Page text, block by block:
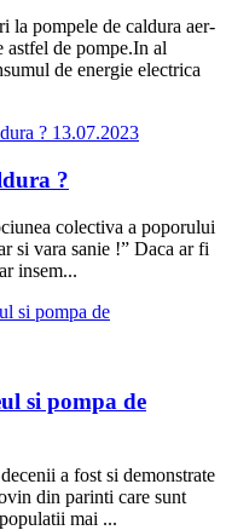
la pompele de caldura aer-
astfel de pompe.In al
de energie electrica
13.07.2023
?
colectiva a poporului
si vara sanie !” Daca ar fi
insem...
si pompa de
a fost si demonstrate
din parinti care sunt
mai ...